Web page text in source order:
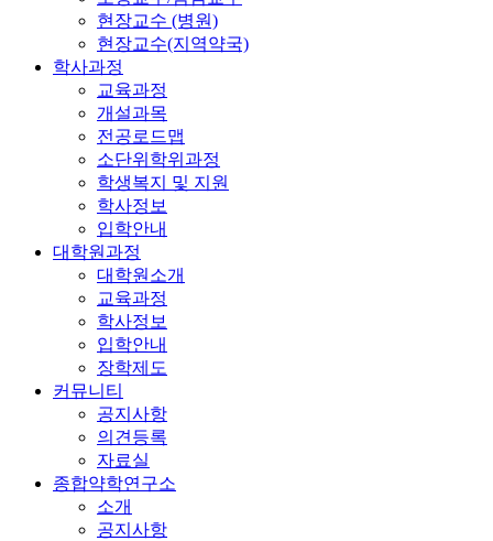
현장교수 (병원)
현장교수(지역약국)
학사과정
교육과정
개설과목
전공로드맵
소단위학위과정
학생복지 및 지원
학사정보
입학안내
대학원과정
대학원소개
교육과정
학사정보
입학안내
장학제도
커뮤니티
공지사항
의견등록
자료실
종합약학연구소
소개
공지사항